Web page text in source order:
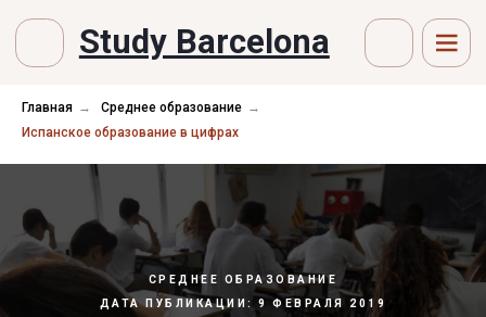
Study Barcelona
Главная → Среднее образование →
Испанское образование в цифрах
СРЕДНЕЕ ОБРАЗОВАНИЕ
ДАТА ПУБЛИКАЦИИ: 9 ФЕВРАЛЯ 2019